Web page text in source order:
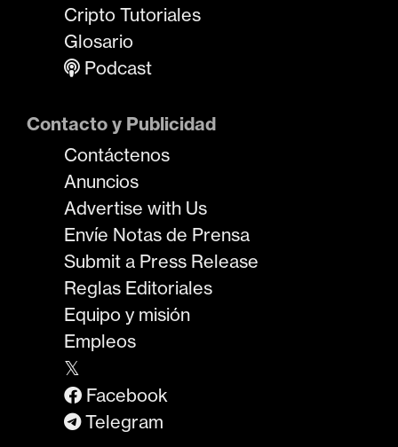
Cripto Tutoriales
Glosario
Podcast
Contacto y Publicidad
Contáctenos
Anuncios
Advertise with Us
Envíe Notas de Prensa
Submit a Press Release
Reglas Editoriales
Equipo y misión
Empleos
𝕏
Facebook
Telegram